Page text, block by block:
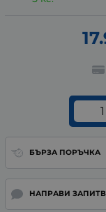
БЪРЗА ПОРЪЧКА
НАПРАВИ